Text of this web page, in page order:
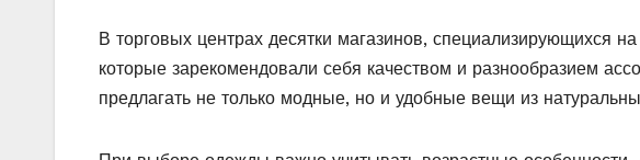
В торговых центрах десятки магазинов, специализирующихся
которые зарекомендовали себя качеством и разнообразием
предлагать не только модные, но и удобные вещи из